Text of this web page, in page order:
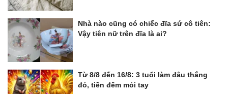
Nhà nào cũng có chiếc đĩa sứ cô tiên:
Vậy tiên nữ trên đĩa là ai?
Từ 8/8 đến 16/8: 3 tuổi làm đâu thắng
đó, tiền đếm mỏi tay